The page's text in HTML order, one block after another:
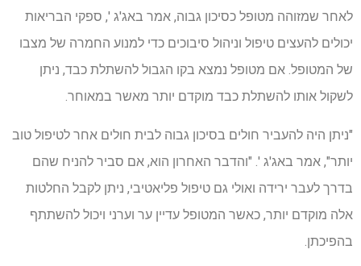
לאחר שמזוהה מטופל כסיכון גבוה, אמר באג'ג ', ספקי הבריאות
יכולים להעצים טיפול וניהול סיבוכים כדי למנוע החמרה של מצבו
של המטופל. אם מטופל נמצא בקו הגבול להשתלת כבד, ניתן
לשקול אותו להשתלת כבד מוקדם יותר מאשר במאוחר.
"ניתן היה להעביר חולים בסיכון גבוה לבית חולים אחר לטיפול טוב
יותר", אמר באג'ג '. "והדבר האחרון הוא, אם סביר להניח שהם
בדרך לעבר ירידה ואולי גם טיפול פליאטיבי, ניתן לקבל החלטות
אלה מוקדם יותר, כאשר המטופל עדיין ער וערני ויכול להשתתף
בהפיכתן.